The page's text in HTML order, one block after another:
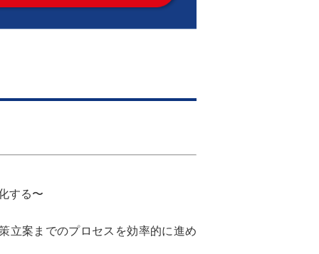
する〜
立案までのプロセスを効率的に進め